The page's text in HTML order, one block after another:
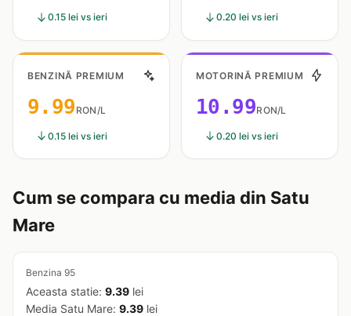
0.15 lei vs ieri 0.20 lei vs ieri
BENZINĂ PREMIUM
9.99 RON/L
0.15 lei vs ieri
MOTORINĂ PREMIUM
10.99RON/L
0.20 lei vs ieri
Cum se compara cu media din Satu
Mare
Benzina 95
Aceasta statie: 9.39 lei
Media Satu Mare: 9.39 lei